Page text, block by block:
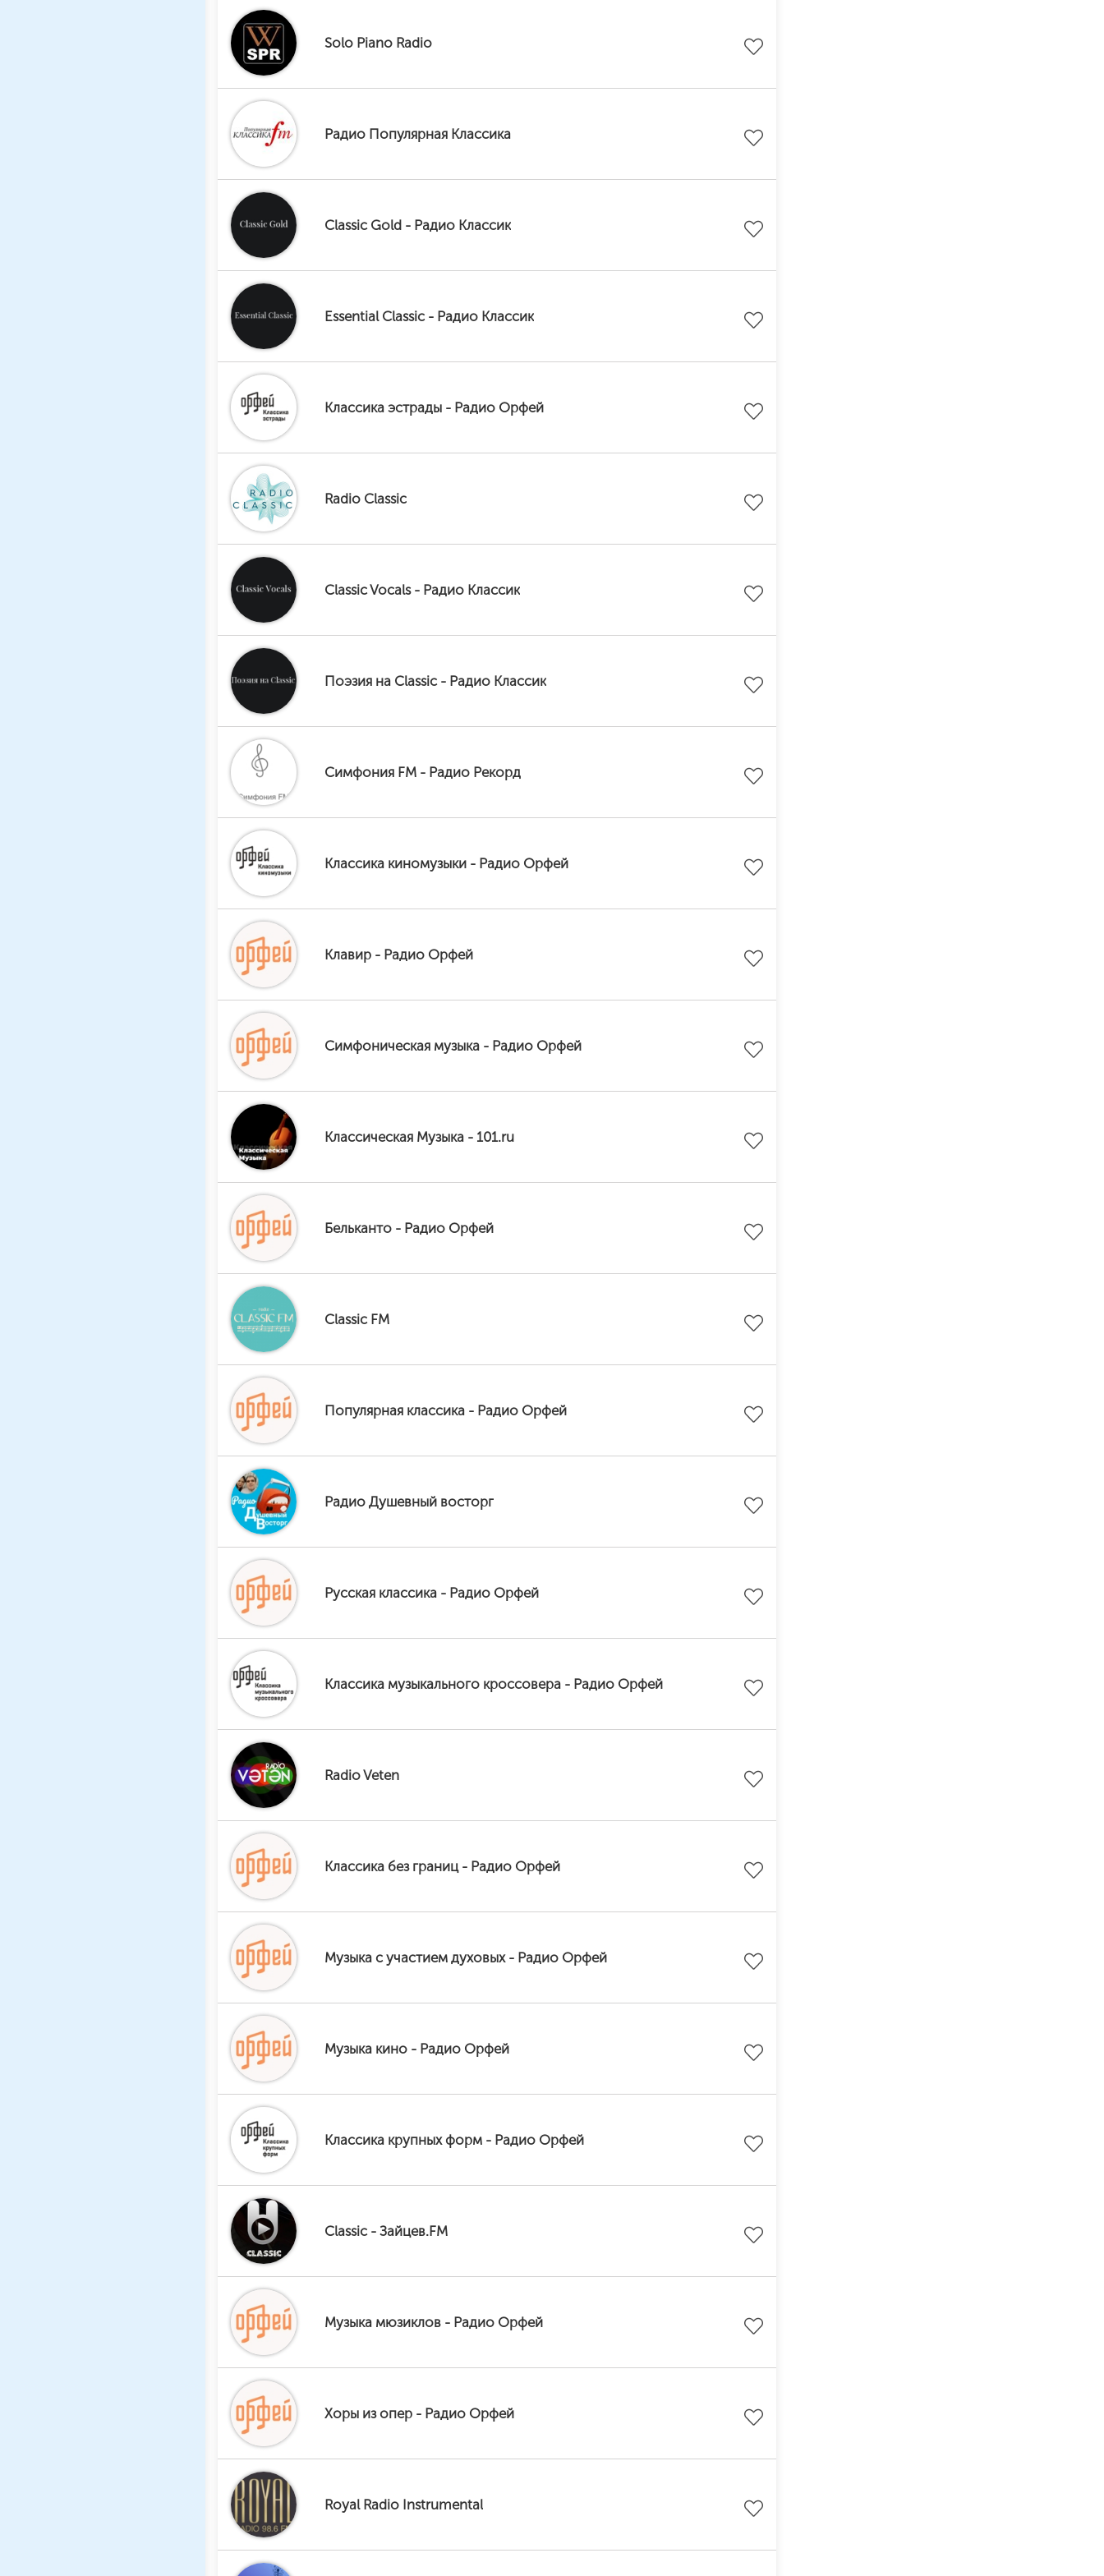
Solo Piano Radio
Радио Популярная Классика
Classic Gold - Радио Классик
Essential Classic - Радио Классик
Классика эстрады - Радио Орфей
Radio Classic
Classic Vocals - Радио Классик
Поэзия на Classic - Радио Классик
Симфония FM - Радио Рекорд
Классика киномузыки - Радио Орфей
Клавир - Радио Орфей
Симфоническая музыка - Радио Орфей
Классическая Музыка - 101.ru
Бельканто - Радио Орфей
Classic FM
Популярная классика - Радио Орфей
Радио Душевный восторг
Русская классика - Радио Орфей
Классика музыкального кроссовера - Радио Орфей
Radio Veten
Классика без границ - Радио Орфей
Музыка с участием духовых - Радио Орфей
Музыка кино - Радио Орфей
Классика крупных форм - Радио Орфей
Classic - Зайцев.FM
Музыка мюзиклов - Радио Орфей
Хоры из опер - Радио Орфей
Royal Radio Instrumental